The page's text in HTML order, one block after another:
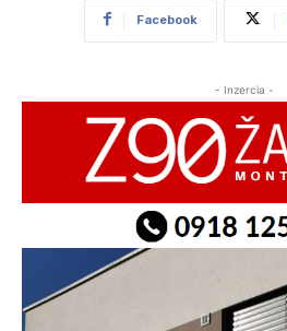
Facebook
- Inzercia -